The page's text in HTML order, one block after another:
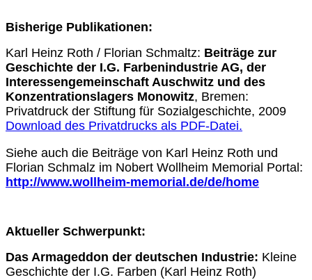
Bisherige Publikationen:
Karl Heinz Roth / Florian Schmaltz: Beiträge zur
Geschichte der I.G. Farbenindustrie AG, der
Interessengemeinschaft Auschwitz und des
Konzentrationslagers Monowitz, Bremen:
Privatdruck der Stiftung für Sozialgeschichte, 2009
Download des Privatdrucks als PDF-Datei.
Siehe auch die Beiträge von Karl Heinz Roth und
Florian Schmalz im Nobert Wollheim Memorial Portal:
http://www.wollheim-memorial.de/de/home
Aktueller Schwerpunkt:
Das Armageddon der deutschen Industrie: Kleine
Geschichte der I.G. Farben (Karl Heinz Roth)